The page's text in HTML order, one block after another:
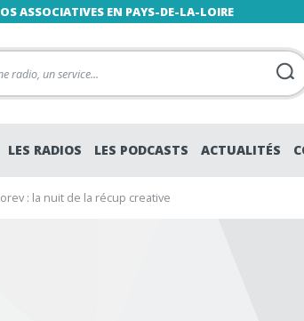
ASSOCIATIVES EN PAYS-DE-LA-LOIRE
LES RADIOS LES PODCASTS ACTUALITÉS
: la nuit de la récup creative